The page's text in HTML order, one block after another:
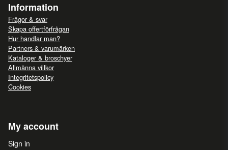
Information
Frågor & svar
Skapa offertförfrågan
Hur handlar man?
Partners & varumärken
Kataloger & broschyer
Allmänna villkor
Integritetspolicy
Cookies
My account
Sign in